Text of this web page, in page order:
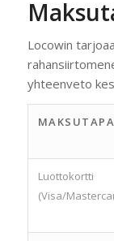
Locowin
yhteenveto
MAKSUTAPA
Luottokortti
(Visa/